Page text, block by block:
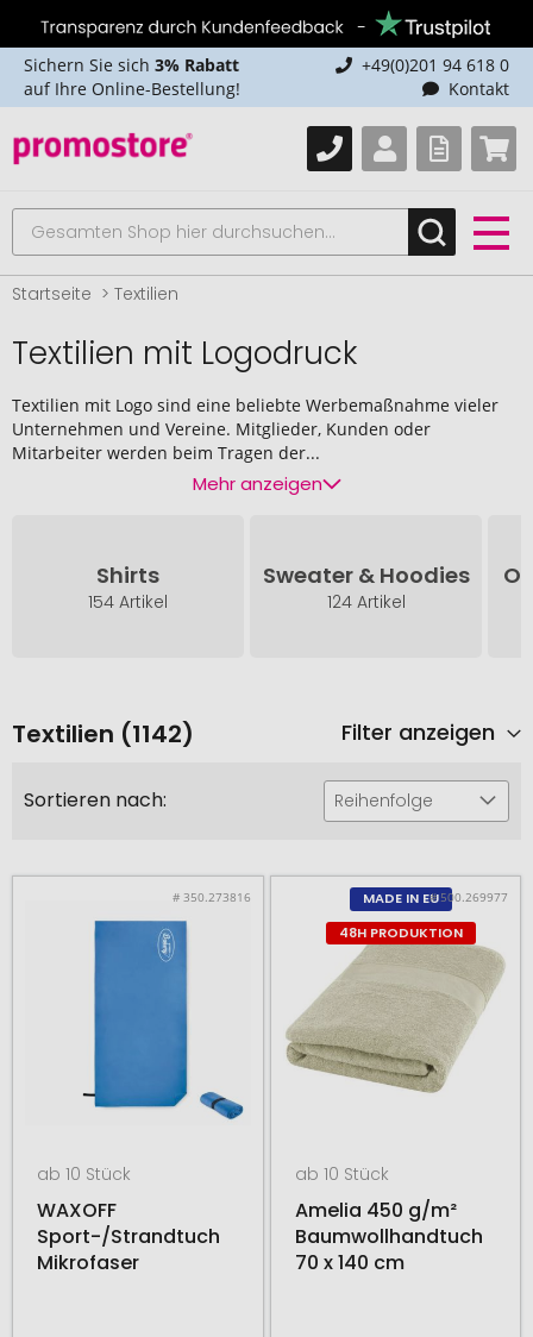
Sichern Sie sich 3% Rabatt
auf Ihre Online-Bestellung!
+49(0)201 94 618 0
Kontakt
Startseite Textilien
Textilien mit Logodruck
Textilien mit Logo sind eine beliebte Werbemaßnahme vieler
Unternehmen und Vereine. Mitglieder, Kunden oder
Mitarbeiter werden beim Tragen der...
Mehr anzeigen
Shirts
154 Artikel
Sweater & Hoodies
124 Artikel
Textilien (1142) Filter anzeigen
Sortieren nach: Reihenfolge
# 350.273816
ab 10 Stück
WAXOFF
Sport-/Strandtuch
Mikrofaser
MADE IN EU
48H PRODUKTION
# 500.269977
ab 10 Stück
Amelia 450 g/m²
Baumwollhandtuch
70 x 140 cm